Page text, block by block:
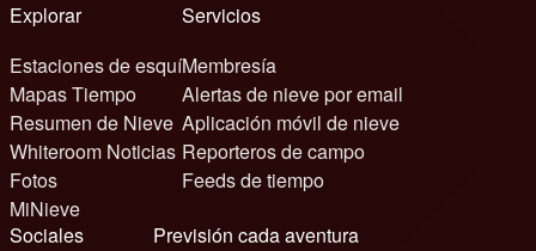
Explorar
Estaciones de esquí
Mapas Tiempo
Resumen de Nieve
Whiteroom Noticias
Fotos
MiNieve
Servicios
Membresía
Alertas de nieve por email
Aplicación móvil de nieve
Reporteros de campo
Feeds de tiempo
Sociales
Previsión cada aventura